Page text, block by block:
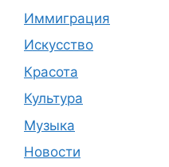
Иммиграция
Искусство
Красота
Культура
Музыка
Новости